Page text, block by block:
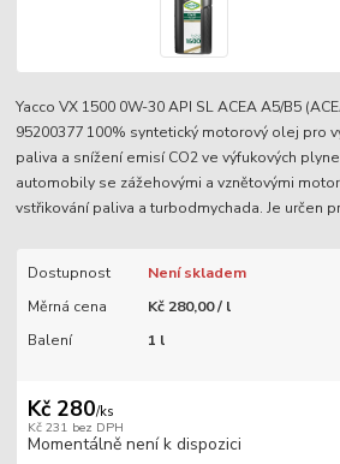
Yacco VX 1500 0W-30 API SL ACEA A5/B5
95200377 100% syntetický motorový olej pro
paliva a snížení emisí CO2 ve výfukových
automobily se zážehovými a vznětovými
vstřikování paliva a turbodmychada. Je určen
Dostupnost
Není skladem
Měrná cena
Kč 280,00 / l
Balení
1 l
Kč 280/ks
Kč 231 bez DPH
Momentálně není k dispozici